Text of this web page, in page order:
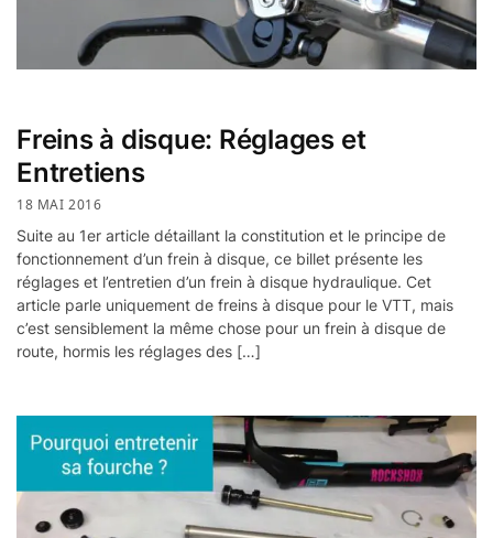
Freins à disque: Réglages et
Entretiens
18 MAI 2016
Suite au 1er article détaillant la constitution et le principe de
fonctionnement d’un frein à disque, ce billet présente les
réglages et l’entretien d’un frein à disque hydraulique. Cet
article parle uniquement de freins à disque pour le VTT, mais
c’est sensiblement la même chose pour un frein à disque de
route, hormis les réglages des […]